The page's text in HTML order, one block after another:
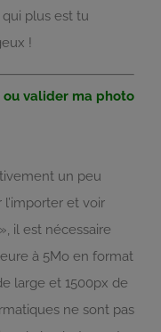
qui plus est tu
!
ou valider ma photo
un peu
et voir
il est nécessaire
à 5Mo en format
large et 1500px de
ne sont pas